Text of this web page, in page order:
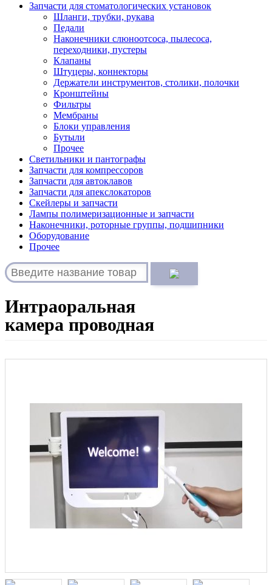
Запчасти для стоматологических установок
Шланги, трубки, рукава
Педали
Наконечники слюноотсоса, пылесоса,
переходники, пустеры
Клапаны
Штуцеры, коннекторы
Держатели инструментов, столики, полочки
Кронштейны
Фильтры
Мембраны
Блоки управления
Бутыли
Прочее
Светильники и пантографы
Запчасти для компрессоров
Запчасти для автоклавов
Запчасти для апекслокаторов
Скейлеры и запчасти
Лампы полимеризационные и запчасти
Наконечники, роторные группы, подшипники
Оборудование
Прочее
Интраоральная
камера проводная